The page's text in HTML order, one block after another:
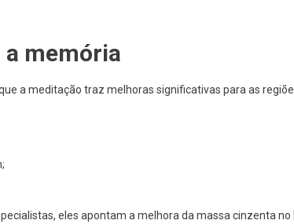
memória
a meditação traz melhoras significativas para as
eles apontam a melhora da massa cinzenta